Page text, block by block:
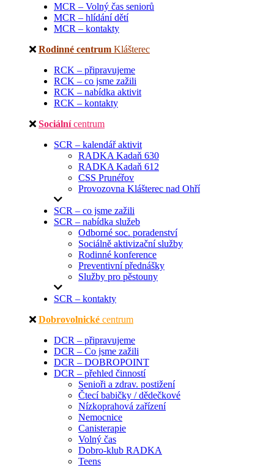
MCR – Volný čas seniorů
MCR – hlídání dětí
MCR – kontakty
Rodinné centrum Klášterec
RCK – připravujeme
RCK – co jsme zažili
RCK – nabídka aktivit
RCK – kontakty
Sociální centrum
SCR – kalendář aktivit
RADKA Kadaň 630
RADKA Kadaň 612
CSS Prunéřov
Provozovna Klášterec nad Ohří
SCR – co jsme zažili
SCR – nabídka služeb
Odborné soc. poradenství
Sociálně aktivizační služby
Rodinné konference
Preventivní přednášky
Služby pro pěstouny
SCR – kontakty
Dobrovolnické centrum
DCR – připravujeme
DCR – Co jsme zažili
DCR – DOBROPOINT
DCR – přehled činností
Senioři a zdrav. postižení
Čtecí babičky / dědečkové
Nízkoprahová zařízení
Nemocnice
Canisterapie
Volný čas
Dobro-klub RADKA
Teens